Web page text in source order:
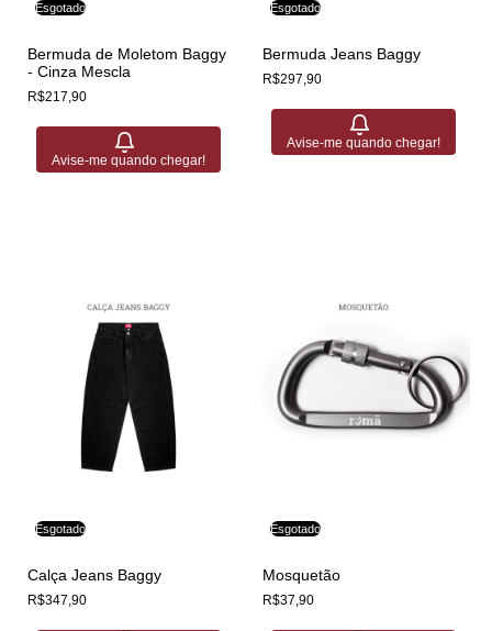
Esgotado
Bermuda de Moletom Baggy
- Cinza Mescla
R$217,90
Avise-me quando chegar!
Esgotado
Bermuda Jeans Baggy
R$297,90
Avise-me quando chegar!
Esgotado
Calça Jeans Baggy
R$347,90
Esgotado
Mosquetão
R$37,90